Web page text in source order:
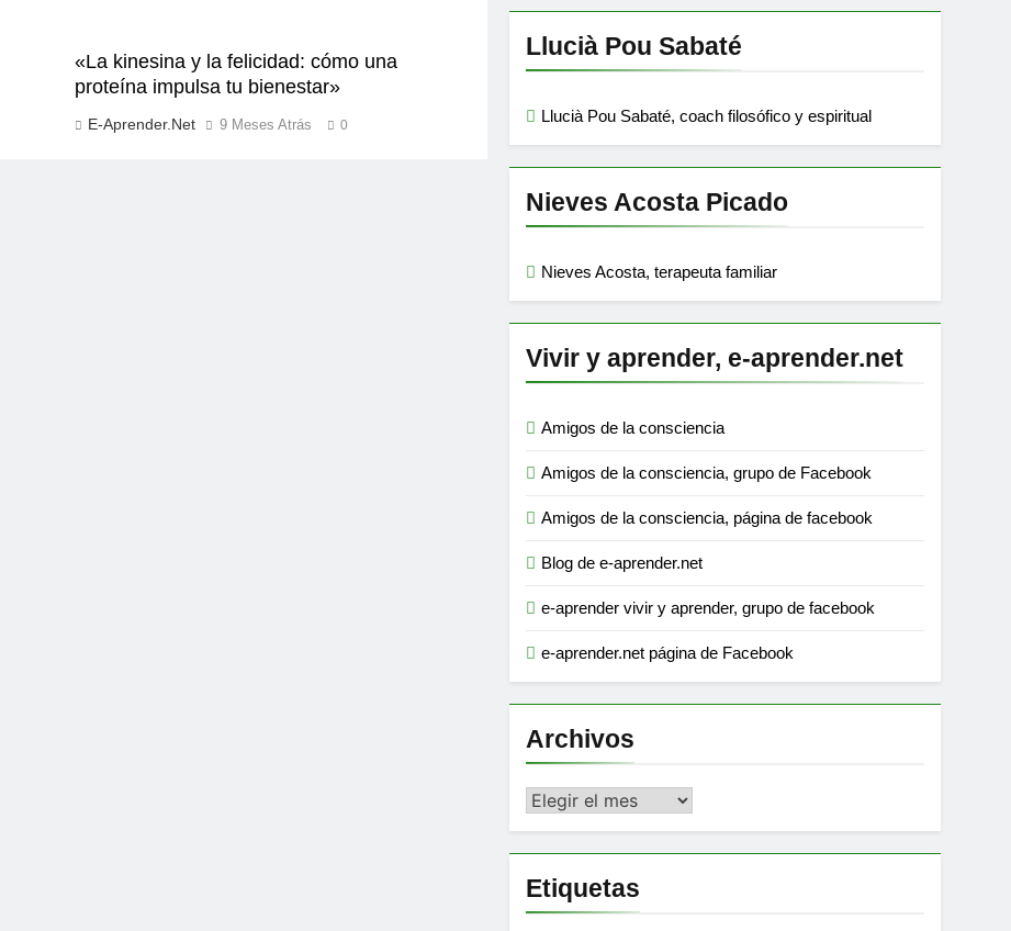
«La kinesina y la felicidad: cómo una
proteína impulsa tu bienestar»
E-Aprender.net 9 Meses Atrás 0
Llucià Pou Sabaté
Llucià Pou Sabaté, coach filosófico y espiritual
Nieves Acosta Picado
Nieves Acosta, terapeuta familiar
Vivir y aprender, e-aprender.net
Amigos de la consciencia
Amigos de la consciencia, grupo de Facebook
Amigos de la consciencia, página de facebook
Blog de e-aprender.net
e-aprender vivir y aprender, grupo de facebook
e-aprender.net página de Facebook
Archivos
Archivos
Etiquetas